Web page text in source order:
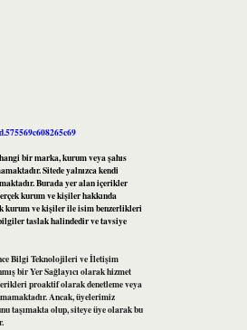
bir marka, kurum veya şahıs
Sitede yalnızca kendi
Burada yer alan içerikler
kurum ve kişiler hakkında
kurum ve kişiler ile isim benzerlikleri
taslak halindedir ve tavsiye
Bilgi Teknolojileri ve İletişim
bir Yer Sağlayıcı olarak hizmet
proaktif olarak denetleme veya
Ancak, üyelerimiz
taşımakta olup, siteye üye olarak bu